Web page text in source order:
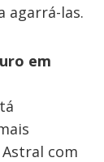
agarrá-las.
em
com